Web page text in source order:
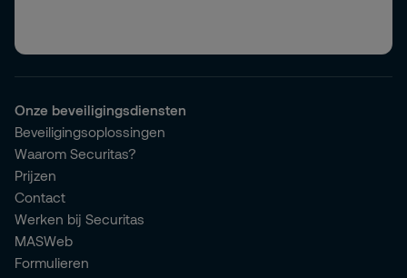
Onze beveiligingsdiensten
Beveiligingsoplossingen
Waarom Securitas?
Prijzen
Contact
Werken bij Securitas
MASWeb
Formulieren